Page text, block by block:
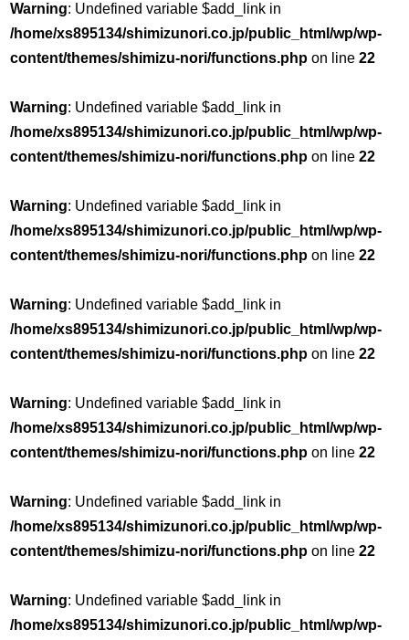
Warning: Undefined variable $add_link in
/home/xs895134/shimizunori.co.jp/public_html/wp/wp-
content/themes/shimizu-nori/functions.php on line22
Warning: Undefined variable $add_link in
/home/xs895134/shimizunori.co.jp/public_html/wp/wp-
content/themes/shimizu-nori/functions.php on line22
Warning: Undefined variable $add_link in
/home/xs895134/shimizunori.co.jp/public_html/wp/wp-
content/themes/shimizu-nori/functions.php on line22
Warning: Undefined variable $add_link in
/home/xs895134/shimizunori.co.jp/public_html/wp/wp-
content/themes/shimizu-nori/functions.php on line22
Warning: Undefined variable $add_link in
/home/xs895134/shimizunori.co.jp/public_html/wp/wp-
content/themes/shimizu-nori/functions.php on line22
Warning: Undefined variable $add_link in
/home/xs895134/shimizunori.co.jp/public_html/wp/wp-
content/themes/shimizu-nori/functions.php on line22
Warning: Undefined variable $add_link in
/home/xs895134/shimizunori.co.jp/public_html/wp/wp-